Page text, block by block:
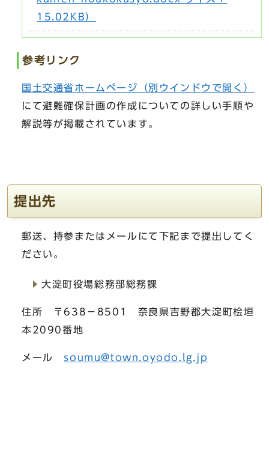
15.02KB）
参考リンク
国土交通省ホームページ
（別ウインドウで開く）
にて避難確保計画の作成についての詳しい手順や
解説等が掲載されています。
提出先
郵送、持参またはメールにて下記まで提出してく
ださい。
大淀町役場総務部総務課
住所 〒638－8501 奈良県吉野郡大淀町桧垣
本2090番地
メール soumu@town.oyodo.lg.jp